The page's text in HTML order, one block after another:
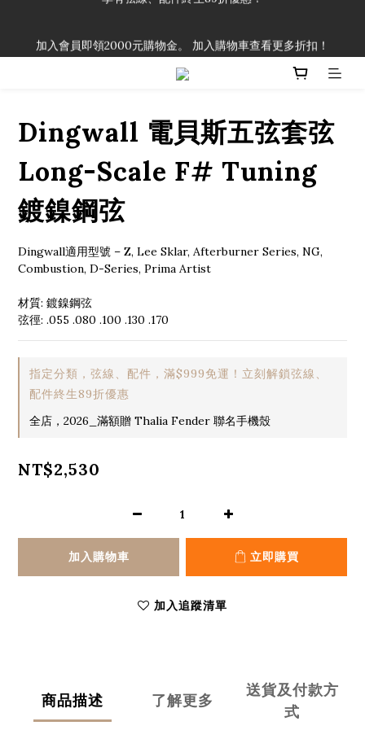
享有弦線、配件終生89折優惠！
「一生弦命！」單筆購買弦線、配件滿$999（不含運費），即可
Dingwall 電貝斯五弦套弦
Long-Scale F# Tuning
鍍鎳鋼弦
Dingwall適用型號 – Z, Lee Sklar, Afterburner Series, NG,
Combustion, D-Series, Prima Artist
材質: 鍍鎳鋼弦
弦徑: .055 .080 .100 .130 .170
指定分類，弦線、配件，滿$999免運！立刻解鎖弦線、
配件終生89折優惠
全店，2026_滿額贈 Thalia Fender 聯名手機殼
NT$2,530
加入購物車 立即購買
加入追蹤清單
商品描述 了解更多
送貨及付款方
式